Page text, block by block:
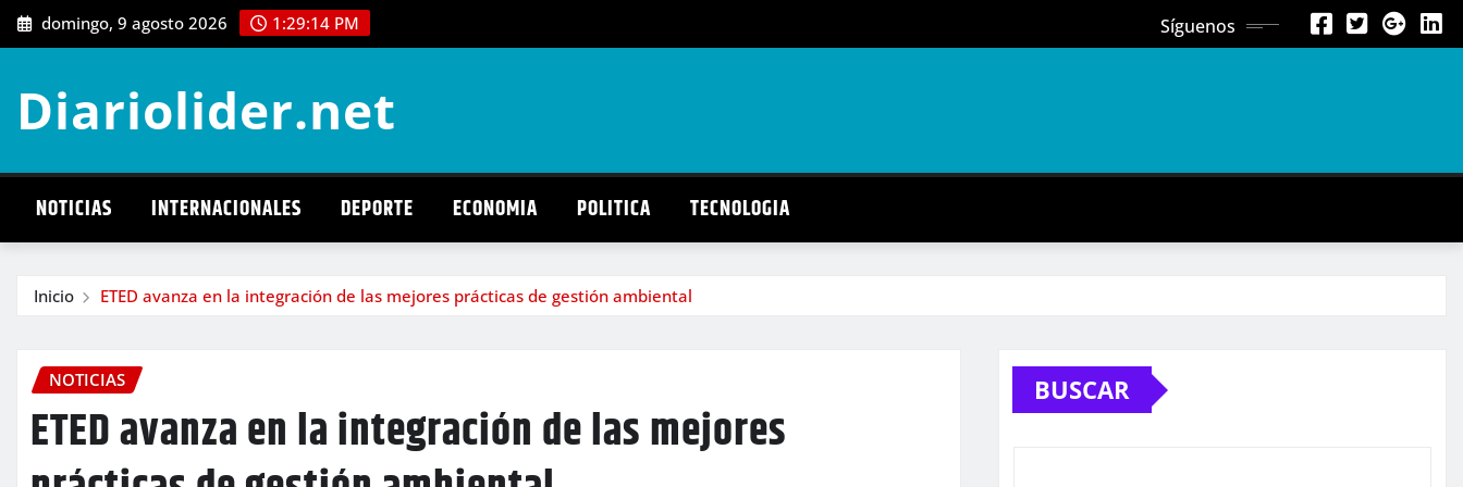
Saltar
al
domingo, 9 agosto 2026 1:29:16 PM Síguenos
Diariolider.net
NOTICIAS INTERNACIONALES DEPORTE ECONOMIA POLITICA TECNOLOGIA
Inicio ETED avanza en la integración de las mejores prácticas de gestión ambiental
NOTICIAS
ETED avanza en la integración de las mejores
BUSCAR